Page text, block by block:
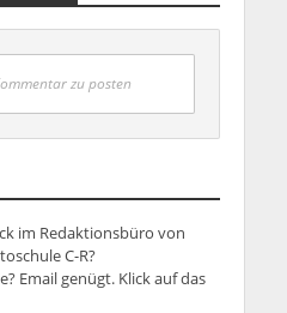
zu posten
im Redaktionsbüro von
C-R?
Email genügt. Klick auf das